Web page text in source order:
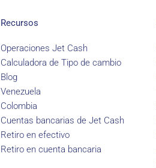
Recursos
Operaciones Jet Cash
Calculadora de Tipo de cambio
Blog
Venezuela
Colombia
Cuentas bancarias de Jet Cash
Retiro en efectivo
Retiro en cuenta bancaria